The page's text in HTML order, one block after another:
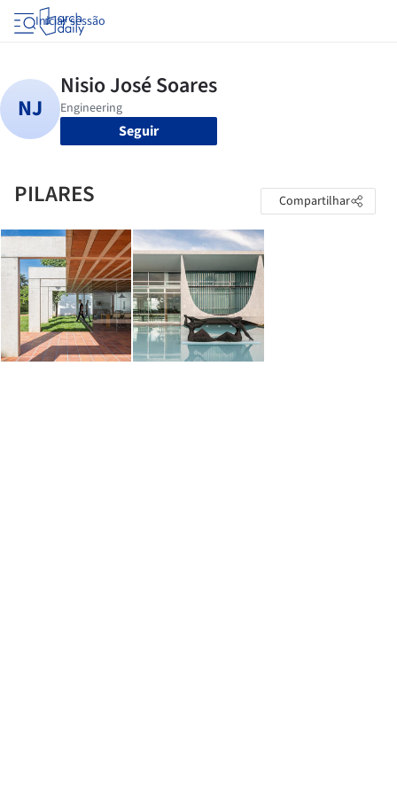
Iniciar sessão
Seguir
PILARES Compartilhar